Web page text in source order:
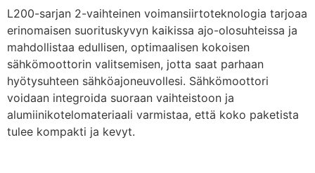
L200-sarjan 2-vaihteinen voimansiirtoteknologia tarjoaa
erinomaisen suorituskyvyn kaikissa ajo-olosuhteissa ja
mahdollistaa edullisen, optimaalisen kokoisen
sähkömoottorin valitsemisen, jotta saat parhaan
hyötysuhteen sähköajoneuvollesi. Sähkömoottori
voidaan integroida suoraan vaihteistoon ja
alumiinikotelomateriaali varmistaa, että koko paketista
tulee kompakti ja kevyt.